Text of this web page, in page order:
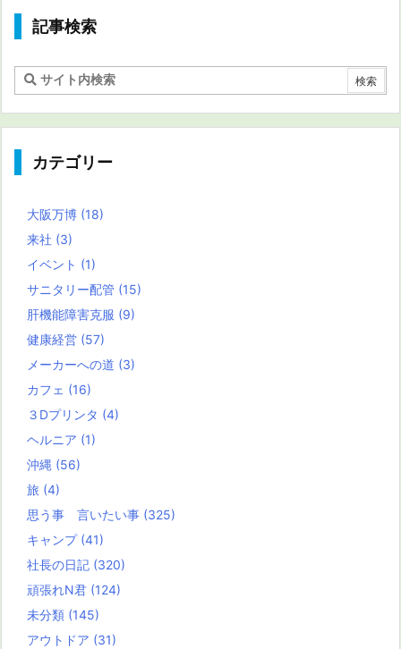
記事検索
カテゴリー
大阪万博 (18)
来社 (3)
イベント (1)
サニタリー配管 (15)
肝機能障害克服 (9)
健康経営 (57)
メーカーへの道 (3)
カフェ (16)
３Dプリンタ (4)
ヘルニア (1)
沖縄 (56)
旅 (4)
思う事 言いたい事 (325)
キャンプ (41)
社長の日記 (320)
頑張れN君 (124)
未分類 (145)
アウトドア (31)